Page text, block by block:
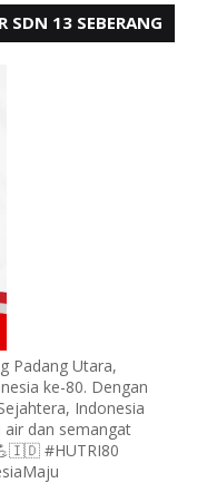
SDN 13 SEBERANG
Padang Utara,
ke-80. Dengan
Indonesia
dan semangat
#HUTRI80